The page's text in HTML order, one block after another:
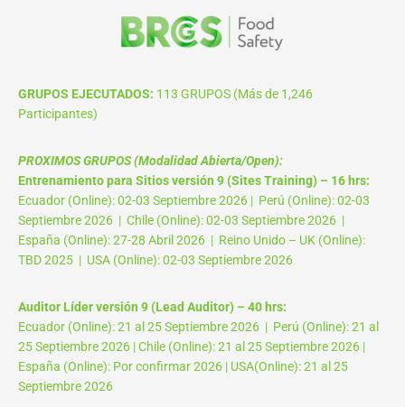
GRUPOS EJECUTADOS: 113 GRUPOS (Más de 1,246
Participantes)
PROXIMOS GRUPOS (Modalidad Abierta/Open):
Entrenamiento para Sitios versión 9 (Sites Training) – 16 hrs:
Ecuador (Online): 02-03 Septiembre 2026 | Perú (Online): 02-03
Septiembre 2026 | Chile (Online): 02-03 Septiembre 2026 |
España (Online): 27-28 Abril 2026 | Reino Unido – UK (Online):
TBD 2025 | USA (Online): 02-03 Septiembre 2026
Auditor Líder versión 9 (Lead Auditor) – 40 hrs:
Ecuador (Online): 21 al 25 Septiembre 2026 | Perú (Online): 21 al
25 Septiembre 2026 | Chile (Online): 21 al 25 Septiembre 2026 |
España (Online): Por confirmar 2026 | USA(Online): 21 al 25
Septiembre 2026